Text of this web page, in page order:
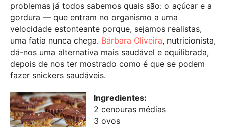
problemas já todos sabemos quais são: o açúcar e a
gordura — que entram no organismo a uma
velocidade estonteante porque, sejamos realistas,
uma fatia nunca chega. Bárbara Oliveira, nutricionista,
dá-nos uma alternativa mais saudável e equilibrada,
depois de nos ter mostrado como é que se podem
fazer snickers saudáveis.
Ingredientes:
2 cenouras médias
3 ovos